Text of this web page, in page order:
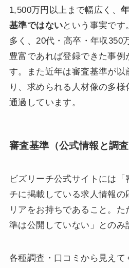
1,500万円以上まで幅広く、
基準ではないという事実です
多く、20代・高卒・年収350
豊富であれば登録できた事例
す。また近年は審査基準が以
り、求められる人材像の多
通過しています。
審査基準（公式情報と調
ビズリーチ公式サイトには
チに掲載している求人情報の
リアをお持ちであること。
準は公開していない」とのみ
各種調査・口コミから見えて